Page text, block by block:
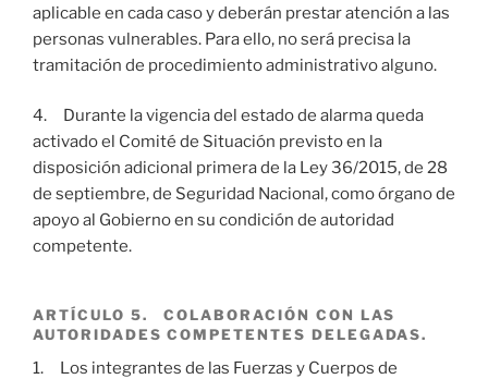
aplicable en cada caso y deberán prestar atención a las
personas vulnerables. Para ello, no será precisa la
tramitación de procedimiento administrativo alguno.
4. Durante la vigencia del estado de alarma queda
activado el Comité de Situación previsto en la
disposición adicional primera de la Ley 36/2015, de 28
de septiembre, de Seguridad Nacional, como órgano de
apoyo al Gobierno en su condición de autoridad
competente.
ARTÍCULO 5. COLABORACIÓN CON LAS
AUTORIDADES COMPETENTES DELEGADAS.
1. Los integrantes de las Fuerzas y Cuerpos de